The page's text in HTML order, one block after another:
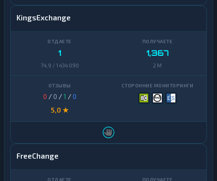
KingsExchange
1
74,9 / 1 434 090
1,367
2 M
0 / 0 /1 /0
5,0 ★
FreeChange